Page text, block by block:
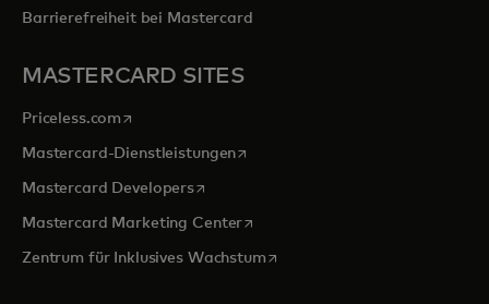
Barrierefreiheit bei Mastercard
MASTERCARD SITES
Priceless.com wird in einer neuen Registerkarte geöffnet
Mastercard-Dienstleistungenwird in einer neuen Registerkarte
Mastercard Developerswird in einer neuen Registerkarte
Mastercard Marketing Centerwird in einer neuen
Zentrum für Inklusives Wachstumwird in einer neuen